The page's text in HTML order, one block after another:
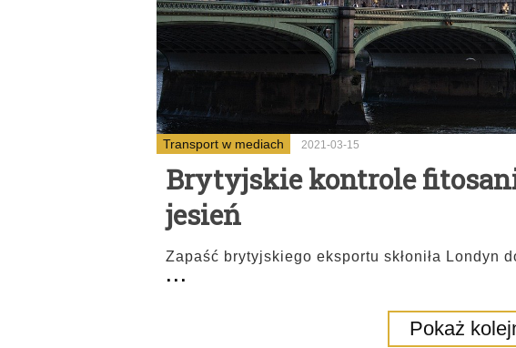
Transport w mediach 2021-03-15
Brytyjskie kontrole
jesień
Zapaść brytyjskiego eksportu skłoniła Londyn
...
Pokaż